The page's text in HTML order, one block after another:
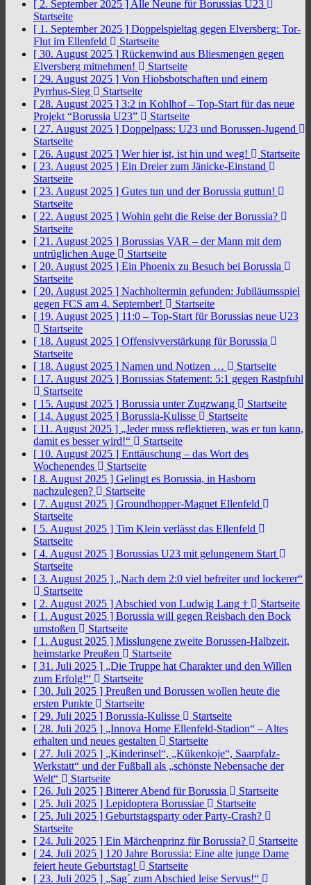
[ 2. September 2025 ] Alle Neune für Borussias U23
Startseite
[ 1. September 2025 ] Doppelspieltag gegen Elversberg: Tor-
Flut im Ellenfeld
Startseite
[ 30. August 2025 ] Rückenwind aus Bliesmengen gegen
Elversberg mitnehmen!
Startseite
[ 29. August 2025 ] Von Hiobsbotschaften und einem
Pyrrhus-Sieg
Startseite
[ 28. August 2025 ] 3:2 in Kohlhof – Top-Start für das neue
Projekt “Borussia U23”
Startseite
[ 27. August 2025 ] Doppelpass: U23 und Borussen-Jugend
Startseite
[ 26. August 2025 ] Wer hier ist, ist hin und weg!
Startseite
[ 23. August 2025 ] Ein Dreier zum Jänicke-Einstand
Startseite
[ 23. August 2025 ] Gutes tun und der Borussia guttun!
Startseite
[ 22. August 2025 ] Wohin geht die Reise der Borussia?
Startseite
[ 21. August 2025 ] Borussias VAR – der Mann mit dem
untrüglichen Auge
Startseite
[ 20. August 2025 ] Ein Phoenix zu Besuch bei Borussia
Startseite
[ 20. August 2025 ] Nachholtermin gefunden: Jubiläumsspiel
gegen FCS am 4. September!
Startseite
[ 19. August 2025 ] 11:0 – Top-Start für Borussias neue U23
Startseite
[ 18. August 2025 ] Offensivverstärkung für Borussia
Startseite
[ 18. August 2025 ] Namen und Notizen …
Startseite
[ 17. August 2025 ] Borussias Statement: 5:1 gegen Rastpfuhl
Startseite
[ 15. August 2025 ] Borussia unter Zugzwang
Startseite
[ 14. August 2025 ] Borussia-Kulisse
Startseite
[ 11. August 2025 ] „Jeder muss reflektieren, was er tun kann,
damit es besser wird!“
Startseite
[ 10. August 2025 ] Enttäuschung – das Wort des
Wochenendes
Startseite
[ 8. August 2025 ] Gelingt es Borussia, in Hasborn
nachzulegen?
Startseite
[ 7. August 2025 ] Groundhopper-Magnet Ellenfeld
Startseite
[ 5. August 2025 ] Tim Klein verlässt das Ellenfeld
Startseite
[ 4. August 2025 ] Borussias U23 mit gelungenem Start
Startseite
[ 3. August 2025 ] „Nach dem 2:0 viel befreiter und lockerer“
Startseite
[ 2. August 2025 ] Abschied von Ludwig Lang †
Startseite
[ 1. August 2025 ] Borussia will gegen Reisbach den Bock
umstoßen
Startseite
[ 1. August 2025 ] Misslungene zweite Borussen-Halbzeit,
heimstarke Preußen
Startseite
[ 31. Juli 2025 ] „Die Truppe hat Charakter und den Willen
zum Erfolg!“
Startseite
[ 30. Juli 2025 ] Preußen und Borussen wollen heute die
ersten Punkte
Startseite
[ 29. Juli 2025 ] Borussia-Kulisse
Startseite
[ 28. Juli 2025 ] „Innova Home Ellenfeld-Stadion“ – Altes
erhalten und neues gestalten
Startseite
[ 27. Juli 2025 ] „Kinderinsel“, „Kükenkoje“, Saarpfalz-
Werkstatt“ und der Fußball als „schönste Nebensache der
Welt“
Startseite
[ 26. Juli 2025 ] Bitterer Abend für Borussia
Startseite
[ 25. Juli 2025 ] Lepidoptera Borussiae
Startseite
[ 25. Juli 2025 ] Geburtstagsparty oder Party-Crash?
Startseite
[ 24. Juli 2025 ] Ein Märchenprinz für Borussia?
Startseite
[ 24. Juli 2025 ] 120 Jahre Borussia: Eine alte junge Dame
feiert heute Geburtstag!
Startseite
[ 23. Juli 2025 ] „Sag´ zum Abschied leise Servus!“